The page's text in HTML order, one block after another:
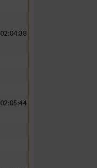
02:04:38
02:05:44